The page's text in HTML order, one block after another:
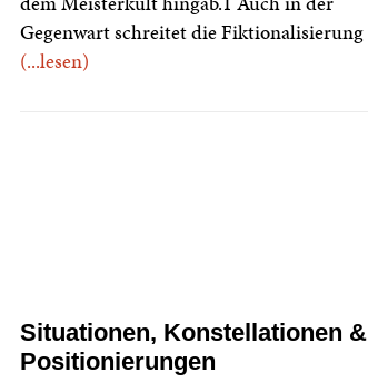
Gegenwart schreitet die Fiktionalisierung
(...lesen)
Situationen, Konstellationen &
Positionierungen